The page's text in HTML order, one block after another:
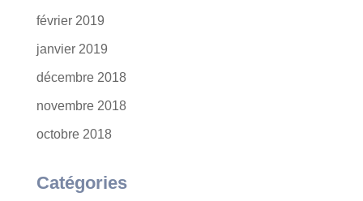
février 2019
janvier 2019
décembre 2018
novembre 2018
octobre 2018
Catégories